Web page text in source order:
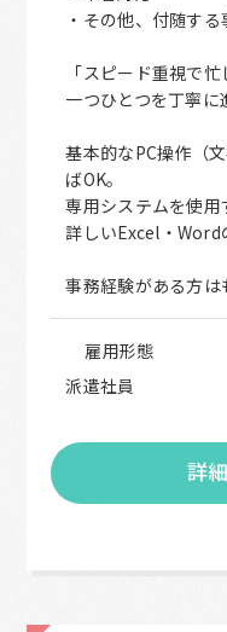
・その他、付随す
「スピード重視で
一つひとつを丁寧に
基本的なPC操作（
ばOK。
専用システムを使用
詳しいExcel・Word
事務経験がある方
雇用形態
派遣社員
詳